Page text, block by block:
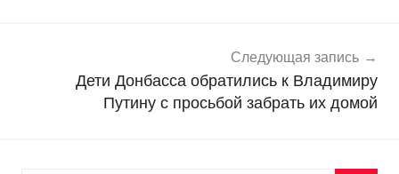
Следующая запись
Дети Донбасса обратились к Владимиру
Путину с просьбой забрать их домой